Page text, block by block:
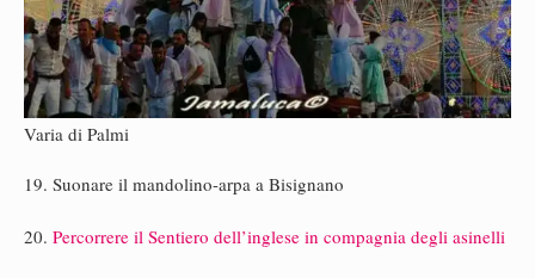
Varia di Palmi
19. Suonare il mandolino-arpa a Bisignano
20. Percorrere il Sentiero dell’inglese in compagnia degli asinelli